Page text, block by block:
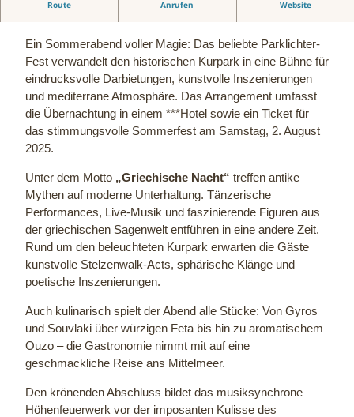
Route Anrufen Website
Ein Sommerabend voller Magie: Das beliebte Parklichter-
Fest verwandelt den historischen Kurpark in eine Bühne für
eindrucksvolle Darbietungen, kunstvolle Inszenierungen
und mediterrane Atmosphäre. Das Arrangement umfasst
die Übernachtung in einem ***Hotel sowie ein Ticket für
das stimmungsvolle Sommerfest am Samstag, 2. August
2025.
Unter dem Motto „Griechische Nacht“ treffen antike
Mythen auf moderne Unterhaltung. Tänzerische
Performances, Live-Musik und faszinierende Figuren aus
der griechischen Sagenwelt entführen in eine andere Zeit.
Rund um den beleuchteten Kurpark erwarten die Gäste
kunstvolle Stelzenwalk-Acts, sphärische Klänge und
poetische Inszenierungen.
Auch kulinarisch spielt der Abend alle Stücke: Von Gyros
und Souvlaki über würzigen Feta bis hin zu aromatischem
Ouzo – die Gastronomie nimmt mit auf eine
geschmackliche Reise ans Mittelmeer.
Den krönenden Abschluss bildet das musiksynchrone
Höhenfeuerwerk vor der imposanten Kulisse des